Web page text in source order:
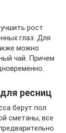
рост
глаз. Для
можно
чай. Причем
ресниц
берут пол
сметаны, все